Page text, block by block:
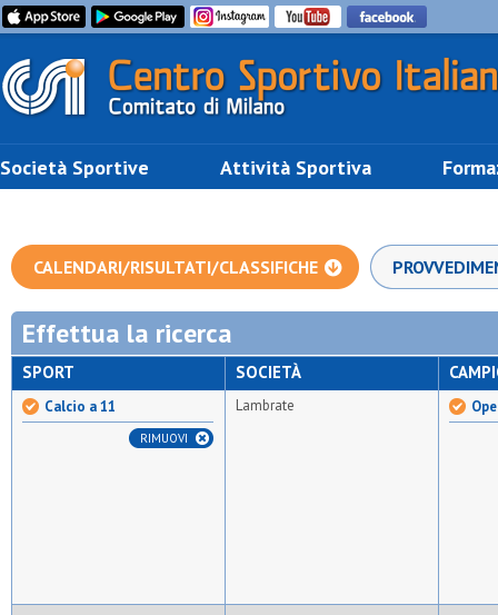
Società Sportive Attività Sportiva
CALENDARI/RISULTATI/CLASSIFICHE
Effettua la ricerca
SPORT
Calcio a 11
RIMUOVI
SOCIETÀ
Lambrate